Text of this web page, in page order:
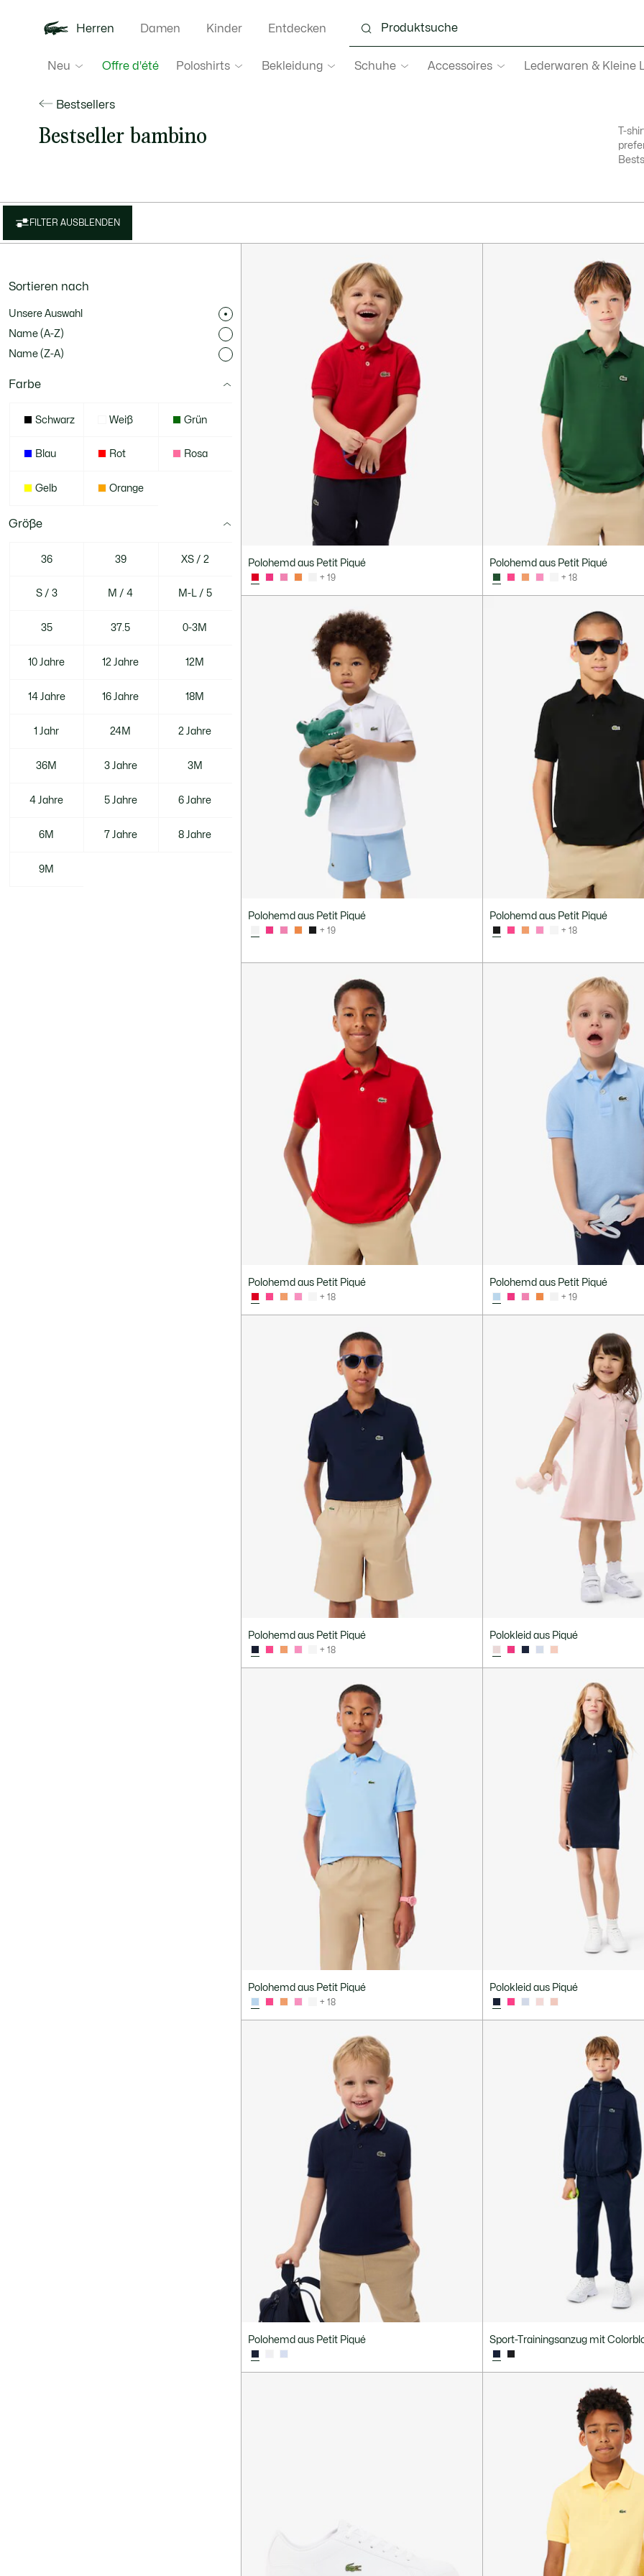
Herren
Neu Offre d'été Poloshirts Bekleidung Schuhe Accessoires Lederwaren & Kleine
Damen Kinder Entdecken
Bestsellers
Bestseller bambino
T-
FILTER AUSBLENDEN
Sortieren nach
Unsere Auswahl
Name (A-Z)
Name (Z-A)
Farbe
Schwarz Weiß Grün
Blau Rot Rosa
Gelb Orange
Größe
36 39 XS / 2
S / 3 M / 4 M-L / 5
35 37.5 0-3M
10 Jahre 12 Jahre 12M
14 Jahre 16 Jahre 18M
1 Jahr 24M 2 Jahre
36M 3 Jahre 3M
4 Jahre 5 Jahre 6 Jahre
6M 7 Jahre 8 Jahre
9M
Polohemd aus Petit Piqué
+ 19
Polohemd aus Petit Piqué
+ 18
Polohemd aus Petit Piqué
+ 19
Polohemd aus Petit Piqué
+ 18
Polohemd aus Petit Piqué
+ 18
Polohemd aus Petit Piqué
+ 19
Polohemd aus Petit Piqué
+ 18
Polokleid aus Piqué
Polohemd aus Petit Piqué
+ 18
Polokleid aus Piqué
Polohemd aus Petit Piqué Sport-Trainingsanzug mit